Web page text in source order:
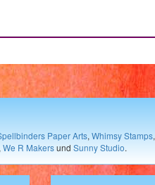
Paper Arts, Whimsy Stamps,
We R Makersund Sunny Studio.